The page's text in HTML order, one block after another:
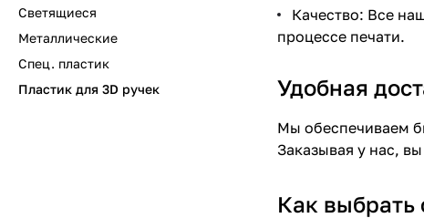
Качество: Все
процессе печати.
Удобная
Мы обеспечиваем
Заказывая у нас,
Как выбрать
Светящиеся
Металлические
Спец. пластик
Пластик для 3D ручек